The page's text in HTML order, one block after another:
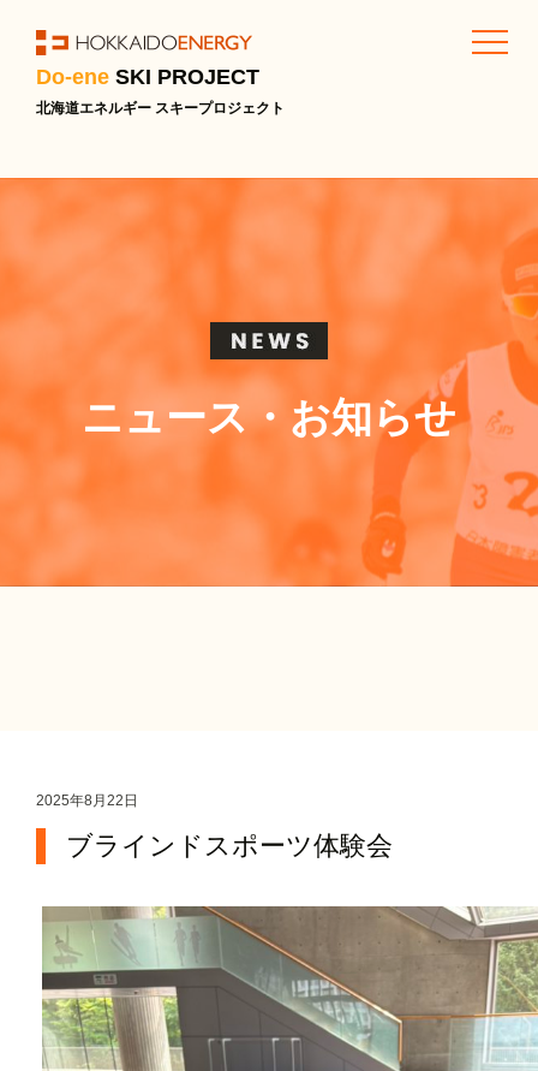
Do-ene SKI PROJECT
北海道エネルギー スキープロジェクト
ニュース・お知らせ
2025年8月22日
ブラインドスポーツ体験会